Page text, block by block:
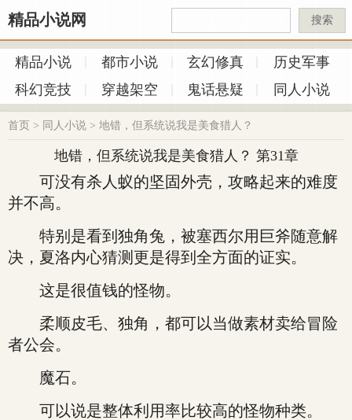
精品小说网 搜索
精品小说 都市小说 玄幻修真
历史军事
科幻竞技
穿越架空 鬼话悬疑 同人小说
首页 > 同人小说 > 地错，但系统说我是美食猎人？
地错，但系统说我是美食猎人？ 第31章
可没有杀人蚁的坚固外壳，攻略起来的难度
并不高。
特别是看到独角兔，被塞西尔用巨斧随意解
决，夏洛内心猜测更是得到全方面的证实。
这是很值钱的怪物。
柔顺皮毛、独角，都可以当做素材卖给冒险
者公会。
魔石。
可以说是整体利用率比较高的怪物种类。